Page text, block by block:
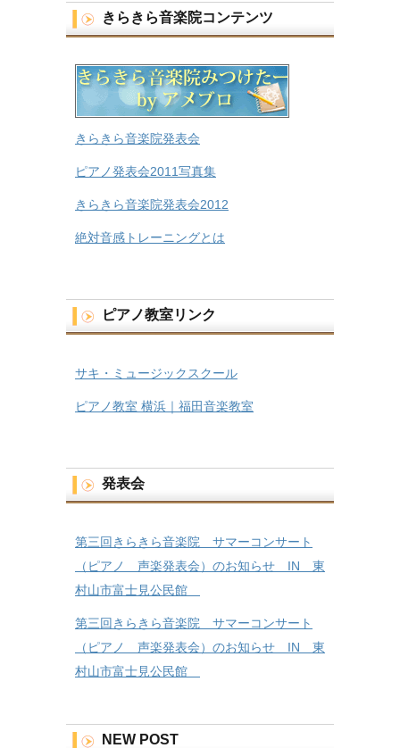
きらきら音楽院コンテンツ
きらきら音楽院発表会
ピアノ発表会2011写真集
きらきら音楽院発表会2012
絶対音感トレーニングとは
ピアノ教室リンク
サキ・ミュージックスクール
ピアノ教室 横浜｜福田音楽教室
発表会
第三回きらきら音楽院 サマーコンサート
（ピアノ 声楽発表会）のお知らせ IN 東
村山市富士見公民館
第三回きらきら音楽院 サマーコンサート
（ピアノ 声楽発表会）のお知らせ IN 東
村山市富士見公民館
NEW POST